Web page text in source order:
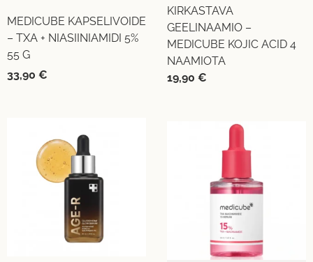
MEDICUBE KAPSELIVOIDE
– TXA + NIASIINIAMIDI 5%
55 G
33,90 €
KIRKASTAVA
GEELINAAMIO –
MEDICUBE KOJIC ACID 4
NAAMIOTA
19,90 €